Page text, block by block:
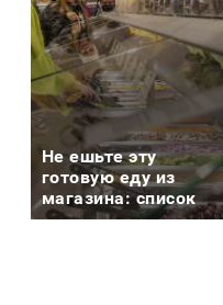
Не ешьте эту
готовую еду из
магазина: список